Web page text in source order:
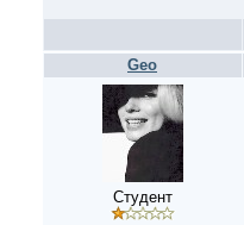
Geo
Студент